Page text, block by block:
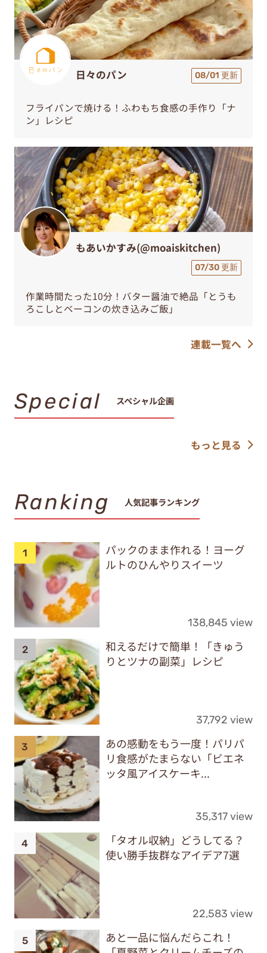
日々のパン 08/01 更新
フライパンで焼ける！ふわもち食感の手作り「ナ
ン」レシピ
もあいかすみ(@moaiskitchen)
07/30 更新
作業時間たった10分！バター醤油で絶品「とうも
ろこしとベーコンの炊き込みご飯」
連載一覧へ
Special スペシャル企画
もっと見る
Ranking 人気記事ランキング
パックのまま作れる！ヨーグ
ルトのひんやりスイーツ
138,845 view
和えるだけで簡単！「きゅう
りとツナの副菜」レシピ
37,792 view
あの感動をもう一度！パリパ
リ食感がたまらない「ビエネ
ッタ風アイスケーキ...
35,317 view
「タオル収納」どうしてる？
使い勝手抜群なアイデア7選
22,583 view
あと一品に悩んだらこれ！